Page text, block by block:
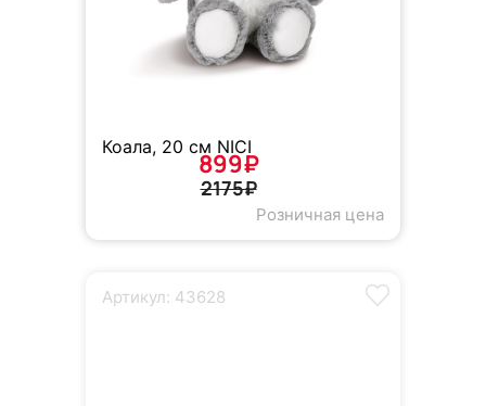
Коала, 20 см NICI
899₽
2175₽
Розничная цена
Артикул: 43628